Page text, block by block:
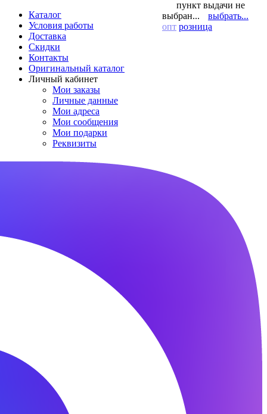
Каталог
Условия работы
Доставка
Скидки
Контакты
Оригинальный каталог
Личный кабинет
Мои заказы
Личные данные
Мои адреса
Мои сообщения
Мои подарки
Реквизиты
пункт выдачи не
выбран...
выбрать...
опт розница